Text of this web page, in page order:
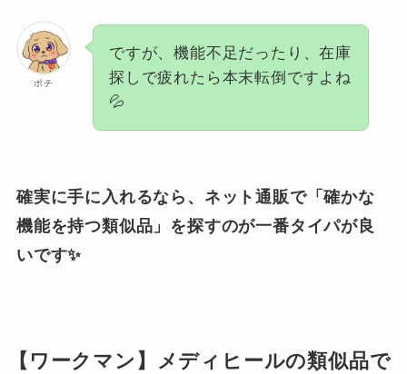
ポチ
ですが、機能不足だったり、在庫
探しで疲れたら本末転倒ですよね
💦
確実に手に入れるなら、ネット通販で「確かな
機能を持つ類似品」を探すのが一番タイパが良
いです✨
【ワークマン】メディヒールの類似品で